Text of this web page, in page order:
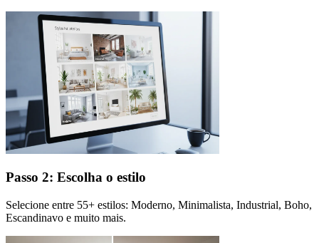
Passo 2: Escolha o estilo
Selecione entre 55+ estilos: Moderno, Minimalista, Industrial, Boho,
Escandinavo e muito mais.